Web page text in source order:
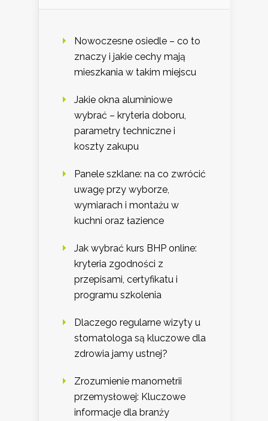
Nowoczesne osiedle – co to
znaczy i jakie cechy mają
mieszkania w takim miejscu
Jakie okna aluminiowe
wybrać – kryteria doboru,
parametry techniczne i
koszty zakupu
Panele szklane: na co zwrócić
uwagę przy wyborze,
wymiarach i montażu w
kuchni oraz łazience
Jak wybrać kurs BHP online:
kryteria zgodności z
przepisami, certyfikatu i
programu szkolenia
Dlaczego regularne wizyty u
stomatologa są kluczowe dla
zdrowia jamy ustnej?
Zrozumienie manometrii
przemysłowej: Kluczowe
informacje dla branży